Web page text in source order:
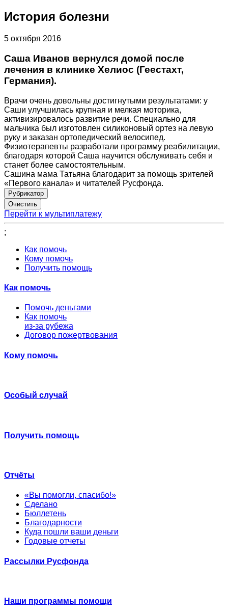
История болезни
5 октября 2016
Саша Иванов вернулся домой после
лечения в клинике Хелиос (Геестахт,
Германия).
Врачи очень довольны достигнутыми результатами: у
Саши улучшилась крупная и мелкая моторика,
активизировалось развитие речи. Специально для
мальчика был изготовлен силиконовый ортез на левую
руку и заказан ортопедический велосипед.
Физиотерапевты разработали программу реабилитации,
благодаря которой Саша научится обслуживать себя и
станет более самостоятельным.
Сашина мама Татьяна благодарит за помощь зрителей
«Первого канала» и читателей Русфонда.
Рубрикатор
Перейти к мультиплатежу
;
Как помочь
Кому помочь
Получить помощь
Как помочь
Помочь деньгами
Как помочь
из-за рубежа
Договор пожертвования
Кому помочь
Особый случай
Получить помощь
Отчёты
«Вы помогли, спасибо!»
Сделано
Бюллетень
Благодарности
Куда пошли ваши деньги
Годовые отчеты
Рассылки Русфонда
Наши программы помощи